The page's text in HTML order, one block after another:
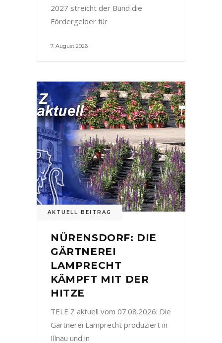
2027 streicht der Bund die
Fördergelder für
7. August 2026
AKTUELL BEITRAG
NÜRENSDORF: DIE
GÄRTNEREI
LAMPRECHT
KÄMPFT MIT DER
HITZE
TELE Z aktuell vom 07.08.2026: Die
Gärtnerei Lamprecht produziert in
Illnau und in